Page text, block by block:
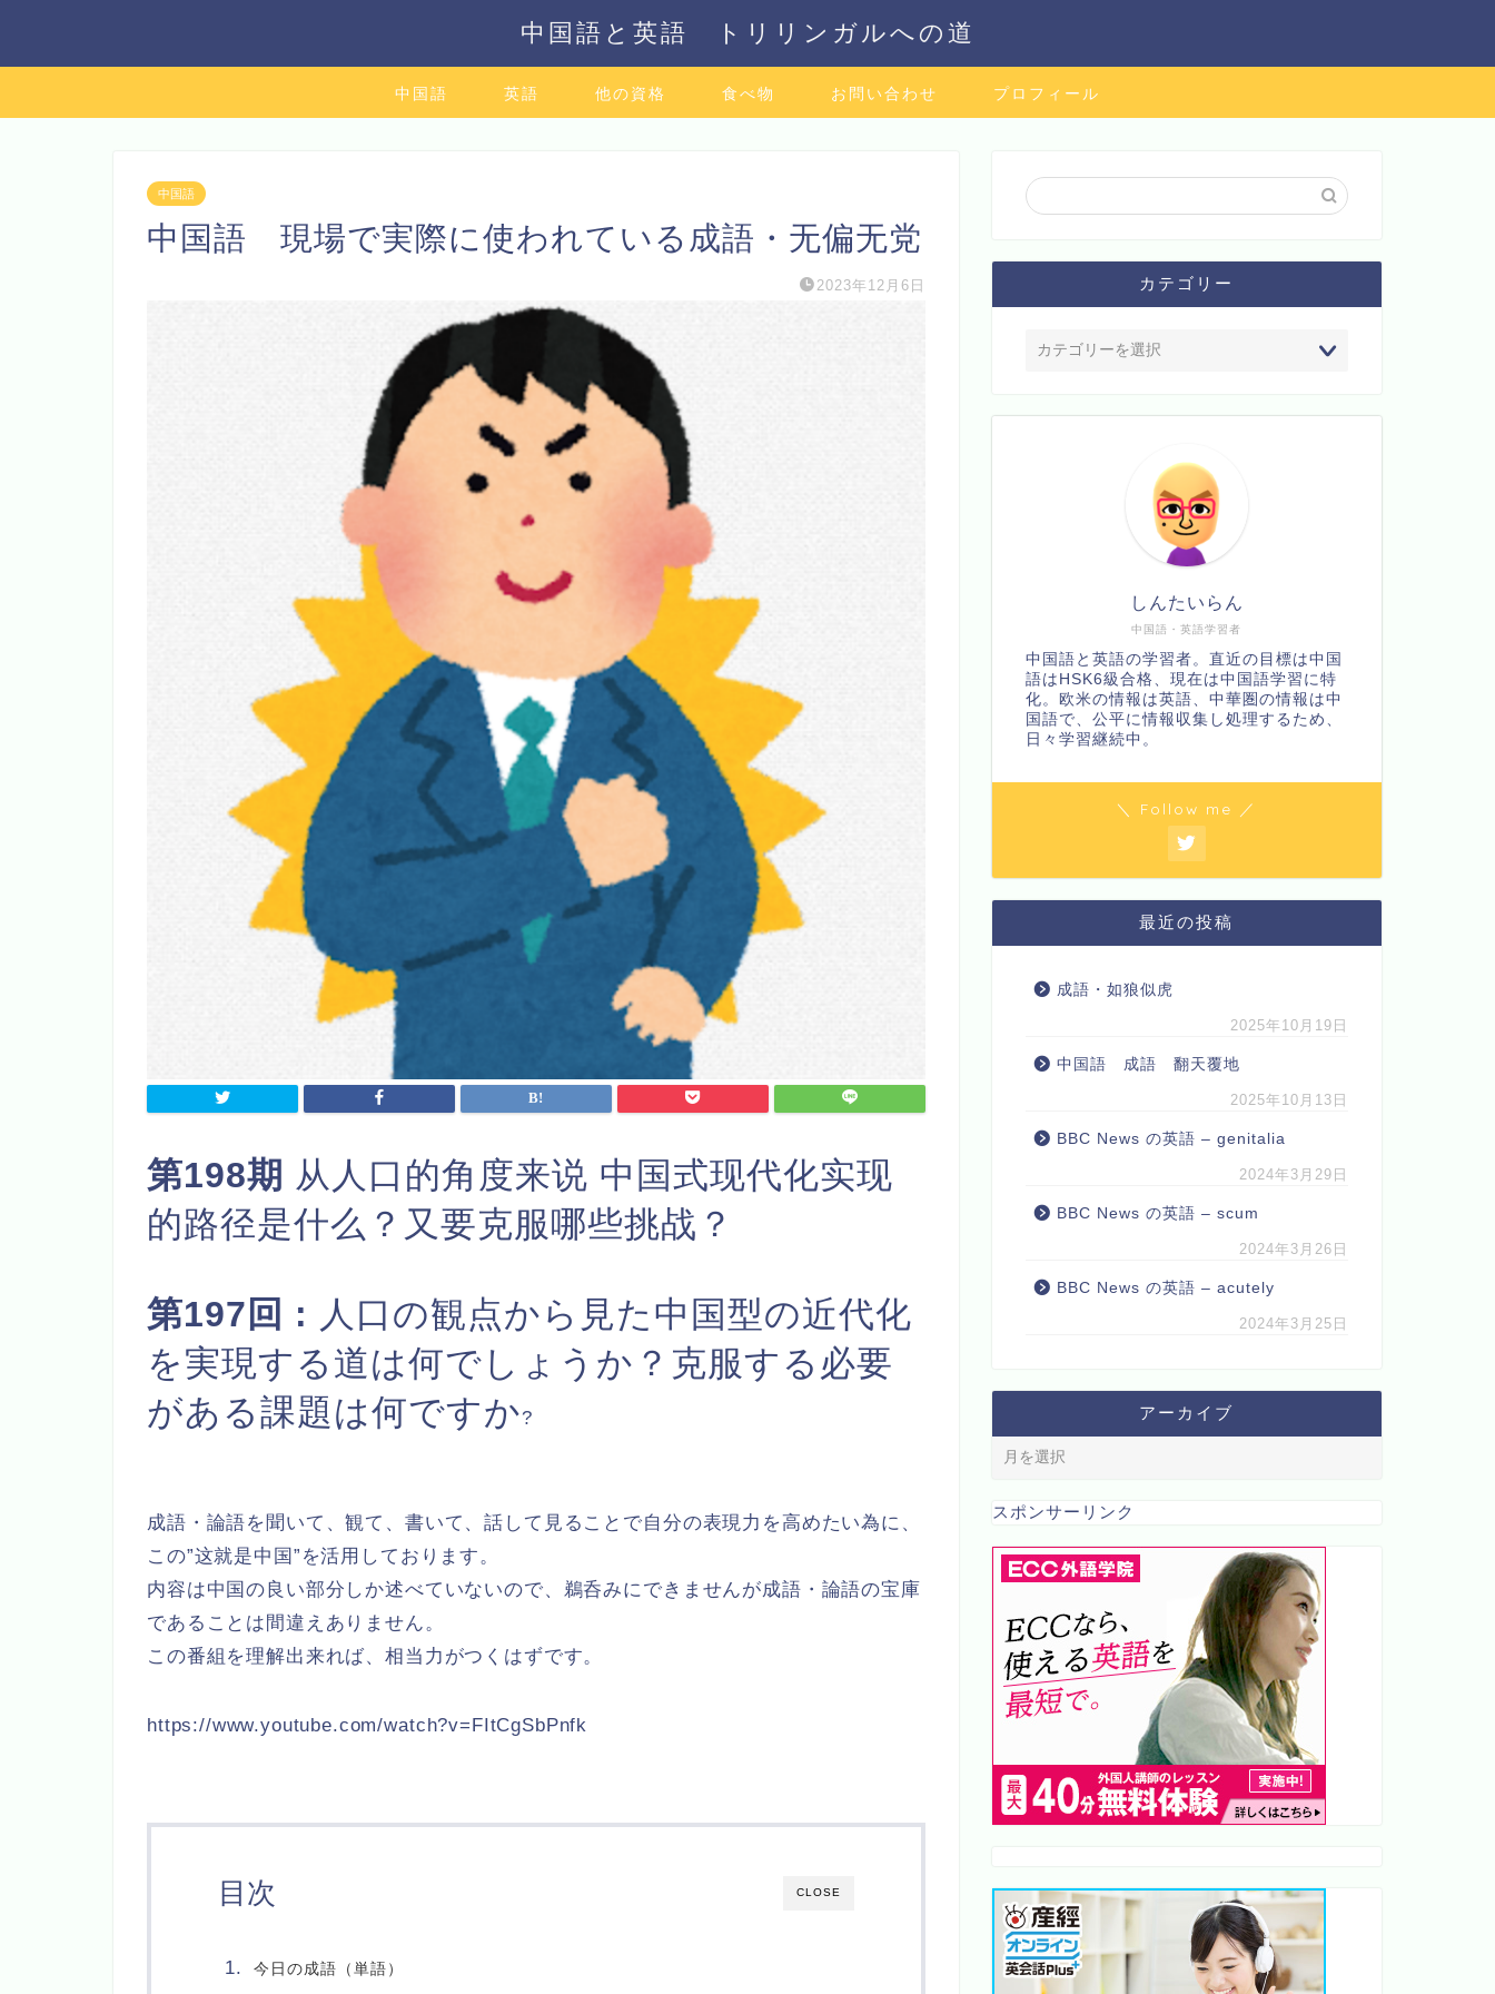
中国語と英語 トリリンガルへの道
中国語 英語 他の資格 食べ物 お問い合わせ プロフィール
中国語
中国語 現場で実際に使われている成語・无偏无党
2023年12月6日
第198期 从人口的角度来说 中国式现代化实现
的路径是什么？又要克服哪些挑战？
第197回 : 人口の観点から見た中国型の近代化
を実現する道は何でしょうか？克服する必要
がある課題は何ですか?
成語・論語を聞いて、観て、書いて、話して見ることで自分の表現力を高めたい為に、
この”这就是中国”を活用しております。
内容は中国の良い部分しか述べていないので、鵜呑みにできませんが成語・論語の宝庫
であることは間違えありません。
この番組を理解出来れば、相当力がつくはずです。
https://www.youtube.com/watch?v=FItCgSbPnfk
CLOSE
目次
今日の成語（単語）
カテゴリー
中国語・英語学習者
しんたいらん
中国語と英語の学習者。直近の目標は中国
語はHSK6級合格、現在は中国語学習に特
化。欧米の情報は英語、中華圏の情報は中
国語で、公平に情報収集し処理するため、
日々学習継続中。
＼ Follow me ／
最近の投稿
成語・如狼似虎
2025年10月19日
中国語 成語 翻天覆地
2025年10月13日
BBC News の英語 – genitalia
2024年3月29日
BBC News の英語 – scum
2024年3月26日
BBC News の英語 – acutely
2024年3月25日
アーカイブ
スポンサーリンク